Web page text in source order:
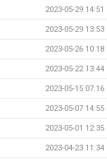
2023-05-29 14:51
2023-05-29 13:53
2023-05-26 10:18
2023-05-22 13:44
2023-05-15 07:16
2023-05-07 14:55
2023-05-01 12:35
2023-04-23 11:34